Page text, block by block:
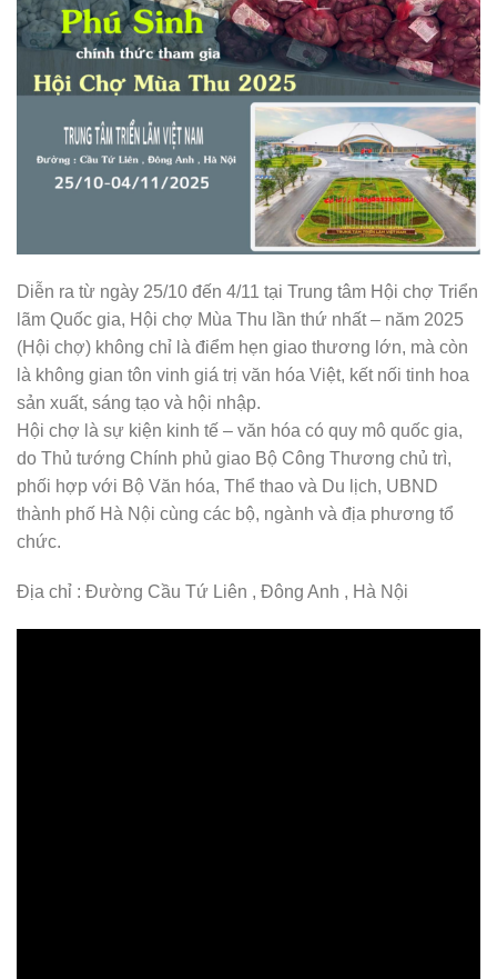
Diễn ra từ ngày 25/10 đến 4/11 tại Trung tâm Hội chợ Triển
lãm Quốc gia, Hội chợ Mùa Thu lần thứ nhất – năm 2025
(Hội chợ) không chỉ là điểm hẹn giao thương lớn, mà còn
là không gian tôn vinh giá trị văn hóa Việt, kết nối tinh hoa
sản xuất, sáng tạo và hội nhập.
Hội chợ là sự kiện kinh tế – văn hóa có quy mô quốc gia,
do Thủ tướng Chính phủ giao Bộ Công Thương chủ trì,
phối hợp với Bộ Văn hóa, Thể thao và Du lịch, UBND
thành phố Hà Nội cùng các bộ, ngành và địa phương tổ
chức.
Địa chỉ : Đường Cầu Tứ Liên , Đông Anh , Hà Nội